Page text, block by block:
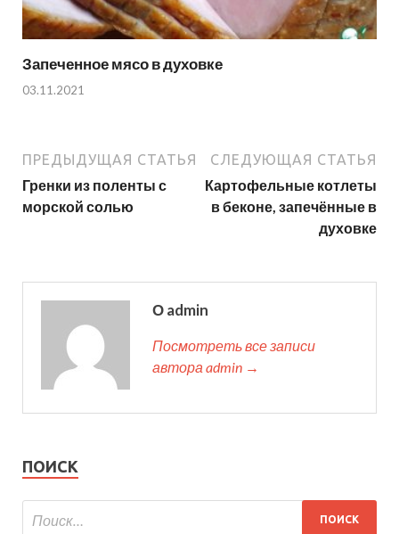
Запеченное мясо в духовке
03.11.2021
ПРЕДЫДУЩАЯ СТАТЬЯ
Гренки из поленты с
морской солью
СЛЕДУЮЩАЯ СТАТЬЯ
Картофельные котлеты
в беконе, запечённые в
духовке
О admin
Посмотреть все записи
автора admin →
ПОИСК